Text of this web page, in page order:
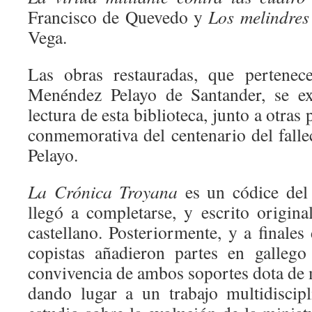
Francisco de Quevedo y Los
Vega.
Las obras restauradas, que
Menéndez Pelayo de Santander, se
lectura de esta biblioteca, junto a otras
conmemorativa del centenario del
Pelayo.
La Crónica Troyana es un códice
llegó a completarse, y escrito
castellano. Posteriormente, y a
copistas añadieron partes en
convivencia de ambos soportes dota
dando lugar a un trabajo